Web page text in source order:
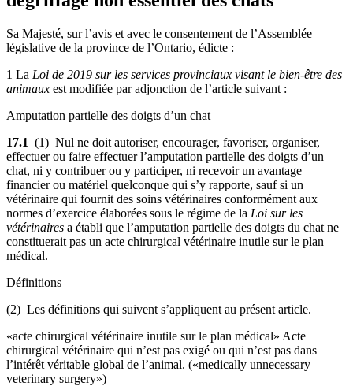
Sa Majesté, sur l’avis et avec le consentement de l’Assemblée
législative de la province de l’Ontario, édicte :
1 La Loi de 2019 sur les services provinciaux visant le bien-être des
animaux est modifiée par adjonction de l’article suivant :
Amputation partielle des doigts d’un chat
17.1 (1) Nul ne doit autoriser, encourager, favoriser, organiser,
effectuer ou faire effectuer l’amputation partielle des doigts d’un
chat, ni y contribuer ou y participer, ni recevoir un avantage
financier ou matériel quelconque qui s’y rapporte, sauf si un
vétérinaire qui fournit des soins vétérinaires conformément aux
normes d’exercice élaborées sous le régime de la Loi sur les
vétérinaires a établi que l’amputation partielle des doigts du chat ne
constituerait pas un acte chirurgical vétérinaire inutile sur le plan
médical.
Définitions
(2) Les définitions qui suivent s’appliquent au présent article.
«acte chirurgical vétérinaire inutile sur le plan médical» Acte
chirurgical vétérinaire qui n’est pas exigé ou qui n’est pas dans
l’intérêt véritable global de l’animal. («medically unnecessary
veterinary surgery»)